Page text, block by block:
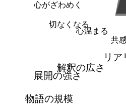
共
心温まる
切なくなる
心がざわめく
リア
物語の規模
展開の強さ
解釈の広さ